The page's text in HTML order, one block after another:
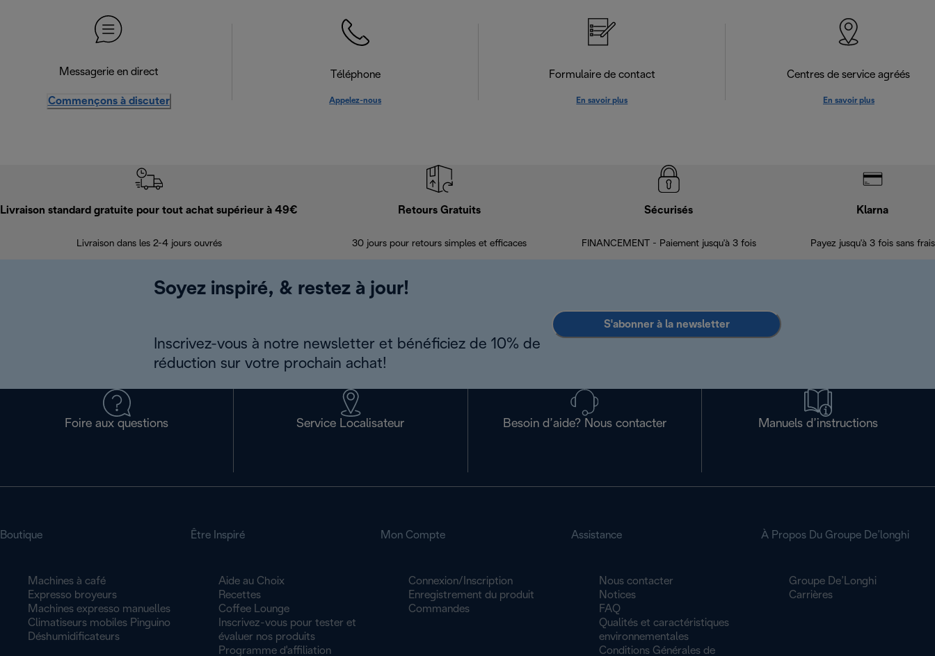
Messagerie en direct
Commençons à discuter
Téléphone
Appelez-nous
Formulaire de contact
En savoir plus
Centres de service agréés
En savoir plus
Livraison standard gratuite pour tout achat supérieur à 49€
Livraison dans les 2-4 jours ouvrés
Retours Gratuits
30 jours pour retours simples et efficaces
Sécurisés
FINANCEMENT - Paiement jusqu'à 3 fois
Klarna
Payez jusqu'à 3 fois sans frais
Soyez inspiré, & restez à jour!
Inscrivez-vous à notre newsletter et bénéficiez de 10% de
réduction sur votre prochain achat!
S'abonner à la newsletter
Foire aux questions Service Localisateur Besoin d’aide? Nous contacter Manuels d’instructions
Boutique
Machines à café
Expresso broyeurs
Machines expresso manuelles
Climatiseurs mobiles Pinguino
Déshumidificateurs
Être Inspiré
Aide au Choix
Recettes
Coffee Lounge
Inscrivez-vous pour tester et
évaluer nos produits
Programme d'affiliation
Mon Compte
Connexion/Inscription
Enregistrement du produit
Commandes
Assistance
Nous contacter
Notices
FAQ
Qualités et caractéristiques
environnementales
Conditions Générales de
À Propos Du Groupe De’longhi
Groupe De’Longhi
Carrières